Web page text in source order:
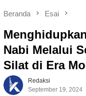
Beranda Esai
Nabi Melalui
Silat di Era
Redaksi
September 19, 2024